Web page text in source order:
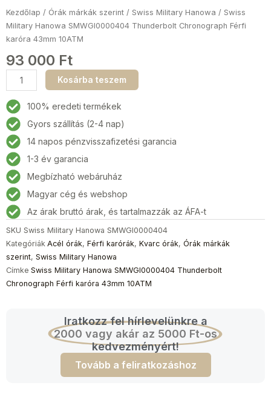
Kezdőlap / Órák márkák szerint / Swiss Military Hanowa / Swiss
Military Hanowa SMWGI0000404 Thunderbolt Chronograph Férfi
karóra 43mm 10ATM
93 000 Ft
Swiss
Military
Hanowa
SMWGI0000404
Thunderbolt
Chronograph
Férfi
karóra
43mm
10ATM
mennyiség
Kosárba teszem
100% eredeti termékek
Gyors szállítás (2-4 nap)
14 napos pénzvisszafizetési garancia
1-3 év garancia
Megbízható webáruház
Magyar cég és webshop
Az árak bruttó árak, és tartalmazzák az ÁFA-t
SKU Swiss Military Hanowa SMWGI0000404
Kategóriák Acél órák, Férfi karórák, Kvarc órák, Órák márkák
szerint, Swiss Military Hanowa
Címke Swiss Military Hanowa SMWGI0000404 Thunderbolt
Chronograph Férfi karóra 43mm 10ATM
Iratkozz fel hírlevelünkre a
2000 vagy akár az 5000 Ft-os
kedvezményért!
Tovább a feliratkozáshoz